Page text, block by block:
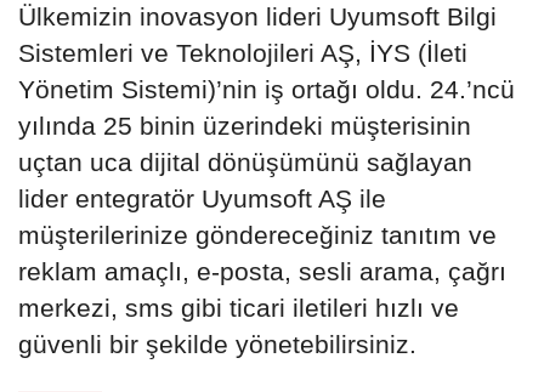
Ülkemizin inovasyon lideri Uyumsoft Bilgi
Sistemleri ve Teknolojileri AŞ, İYS (İleti
Yönetim Sistemi)’nin iş ortağı oldu. 24.’ncü
yılında 25 binin üzerindeki müşterisinin
uçtan uca dijital dönüşümünü sağlayan
lider entegratör Uyumsoft AŞ ile
müşterilerinize göndereceğiniz tanıtım ve
reklam amaçlı, e-posta, sesli arama, çağrı
merkezi, sms gibi ticari iletileri hızlı ve
güvenli bir şekilde yönetebilirsiniz.